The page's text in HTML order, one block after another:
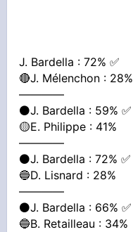
J. Bardella : 72% ✅
🔴J. Mélenchon : 28%
————
⚫️J. Bardella : 59% ✅
🟡E. Philippe : 41%
————
⚫️J. Bardella : 72% ✅
🔵D. Lisnard : 28%
————
⚫️J. Bardella : 66% ✅
🔵B. Retailleau : 34%